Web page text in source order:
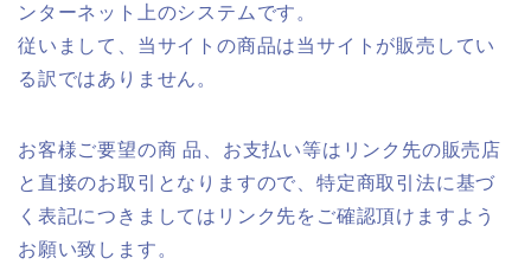
ンターネット上のシステムです。
従いまして、当サイトの商品は当サイトが販売してい
る訳ではありません。
お客様ご要望の商 品、お支払い等はリンク先の販売店
と直接のお取引となりますので、特定商取引法に基づ
く表記につきましてはリンク先をご確認頂けますよう
お願い致します。